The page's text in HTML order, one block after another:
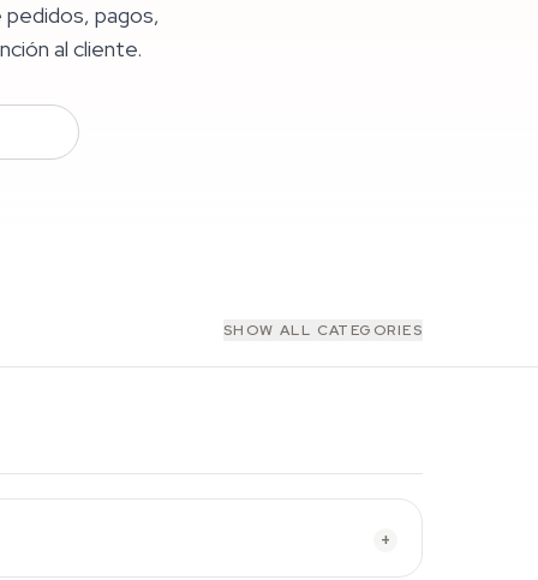
pagos,
al cliente.
SHOW ALL CATEGORIES
+